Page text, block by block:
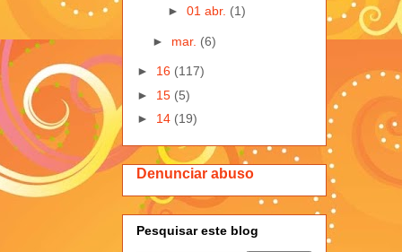
► 01 abr. (1)
► mar. (6)
► 16 (117)
► 15 (5)
► 14 (19)
Denunciar abuso
Pesquisar este blog